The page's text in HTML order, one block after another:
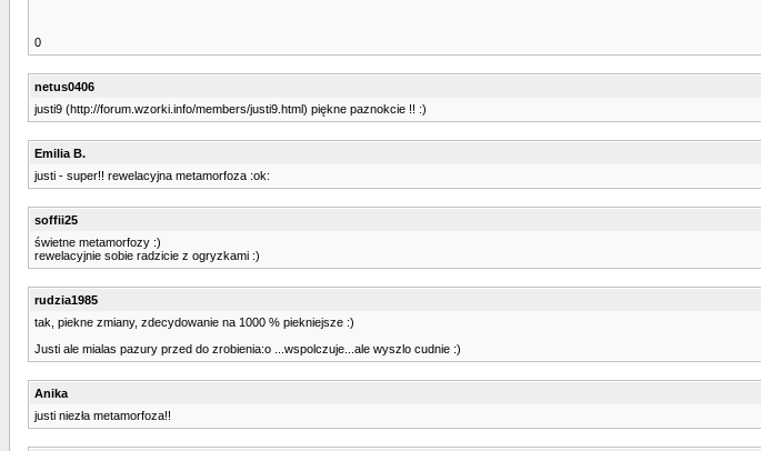
0
netus0406
justi9 (http://forum.wzorki.info/members/justi9.html) piękne paznokcie !! :)
Emilia B.
justi - super!! rewelacyjna metamorfoza :ok:
soffii25
świetne metamorfozy :)
rewelacyjnie sobie radzicie z ogryzkami :)
rudzia1985
tak, piekne zmiany, zdecydowanie na 1000 % piekniejsze :)
Justi ale mialas pazury przed do zrobienia:o ...wspolczuje...ale wyszlo cudnie :)
Anika
justi niezła metamorfoza!!